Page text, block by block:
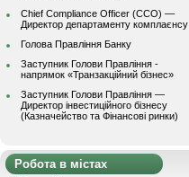
Chief Compliance Officer (CCO) —
Директор департаменту комплаєнсу
Голова Правління Банку
Заступник Голови Правління -
напрямок «Транзакційний бізнес»
Заступник Голови Правління —
Директор інвестиційного бізнесу
(Казначейство та Фінансові ринки)
Робота в містах